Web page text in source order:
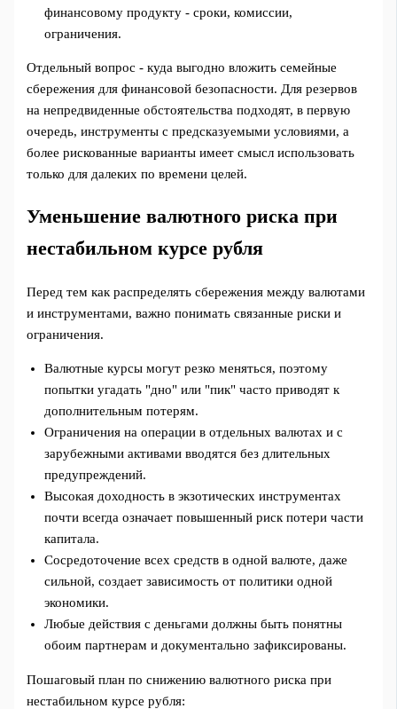
финансовому продукту - сроки, комиссии,
ограничения.
Отдельный вопрос - куда выгодно вложить семейные
сбережения для финансовой безопасности. Для резервов
на непредвиденные обстоятельства подходят, в первую
очередь, инструменты с предсказуемыми условиями, а
более рискованные варианты имеет смысл использовать
только для далеких по времени целей.
Уменьшение валютного риска при
нестабильном курсе рубля
Перед тем как распределять сбережения между валютами
и инструментами, важно понимать связанные риски и
ограничения.
Валютные курсы могут резко меняться, поэтому
попытки угадать "дно" или "пик" часто приводят к
дополнительным потерям.
Ограничения на операции в отдельных валютах и с
зарубежными активами вводятся без длительных
предупреждений.
Высокая доходность в экзотических инструментах
почти всегда означает повышенный риск потери части
капитала.
Сосредоточение всех средств в одной валюте, даже
сильной, создает зависимость от политики одной
экономики.
Любые действия с деньгами должны быть понятны
обоим партнерам и документально зафиксированы.
Пошаговый план по снижению валютного риска при
нестабильном курсе рубля: